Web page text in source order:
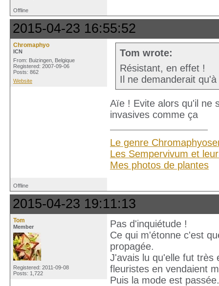
Offline
2015-04-23 16:55:52
Chromaphyo
ICN
From: Buizingen, Belgique
Registered: 2007-09-06
Posts: 862
Website
Tom wrote:
Résistant, en effet !
Il ne demanderait
Aïe ! Evite alors qu'il ne
invasives comme ça
Le genre
Les Sempervivum et
Mes photos de plantes
Offline
2015-04-23 19:11:13
Tom
Member
Registered: 2011-09-08
Posts: 1,722
Pas d'inquiétude !
Ce qui m'étonne c'est
propagée.
J'avais lu qu'elle fut très
fleuristes en vendaient
Puis la mode est